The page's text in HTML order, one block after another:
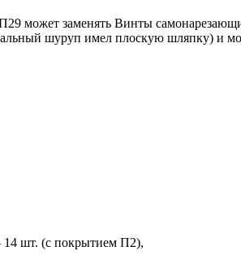
может заменять Винты
шуруп имел плоскую шляпку) и
14 шт. (с покрытием П2),